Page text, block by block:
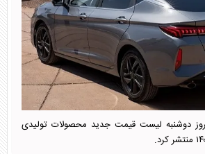
دوشنبه لیست قیمت جدید محصولات تولیدی